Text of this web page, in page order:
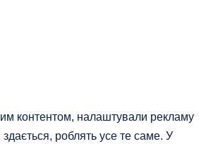
контентом, налаштували рекламу
роблять усе те саме. У